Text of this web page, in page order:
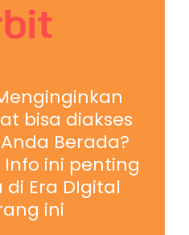
bisa diakses
Berada?
ini penting
Era DIgital
ini